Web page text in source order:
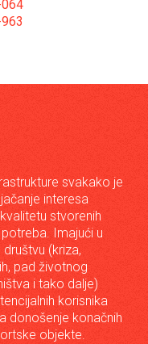
svakako je
interesa
stvorenih
Imajući u
(kriza,
pad životnog
i tako dalje)
korisnika
donošenje konačnih
objekte.